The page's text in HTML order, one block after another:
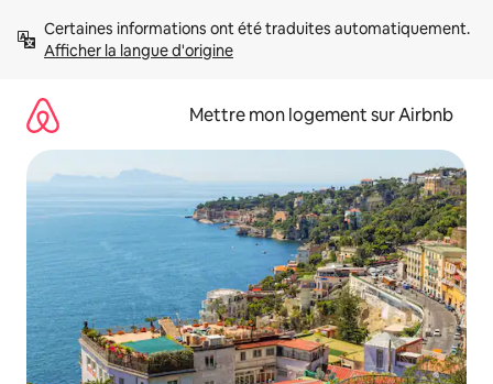
directement
Afficher la langue d'origine
Mettre mon logement sur Airbnb